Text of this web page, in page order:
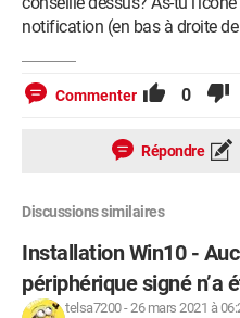
notification (en bas à droite
Commenter 0
Répondre
Discussions similaires
Installation Win10 -
périphérique signé n’a
telsa7200-26 mars 2021 à